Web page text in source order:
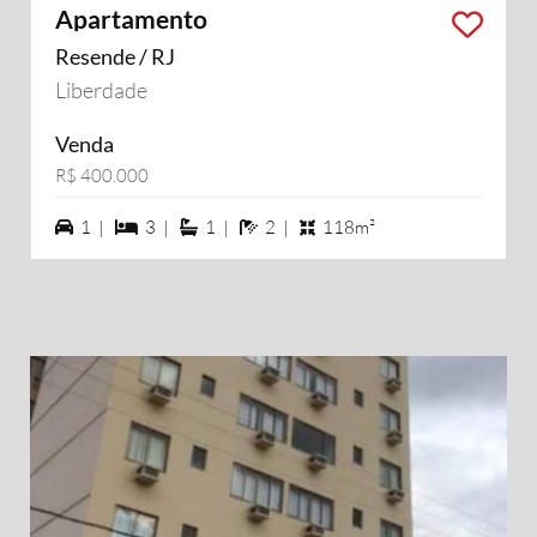
Apartamento
Resende / RJ
Liberdade
Venda
R$ 400.000
1 vagas na garagem
1 | 3 dormiórios
3 | 1 suítes
1 | 2 banheiros
2 | 118m²